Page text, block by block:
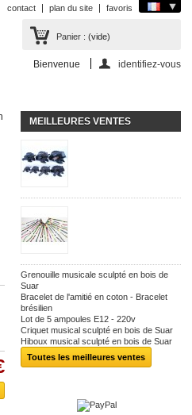
contact plan du site favoris
Panier : (vide)
Bienvenue identifiez-vous
MEILLEURES VENTES
Grenouille musicale sculpté en bois de
Suar
Bracelet de l'amitié en coton - Bracelet
brésilien
Lot de 5 ampoules E12 - 220v
Criquet musical sculpté en bois de Suar
Hiboux musical sculpté en bois de Suar
Toutes les meilleures ventes